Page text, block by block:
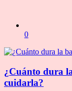
0
¿Cuánto dura
cuidarla?